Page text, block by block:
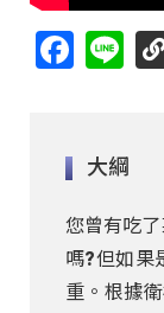
Facebook
Line
大綱
您曾有吃
嗎?但如果
重。根據